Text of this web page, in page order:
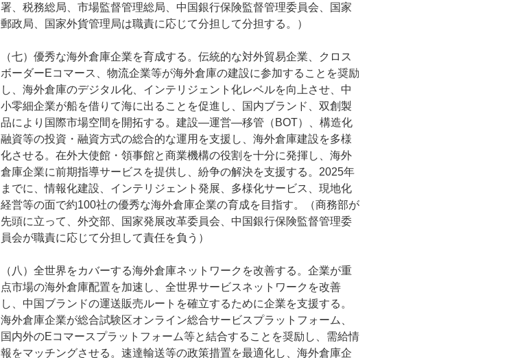
署、税務総局、市場監督管理総局、中国銀行保険監督管理委員会、国家
郵政局、国家外貨管理局は職責に応じて分担して分担する。）
（七）優秀な海外倉庫企業を育成する。伝統的な対外貿易企業、クロス
ボーダーEコマース、物流企業等が海外倉庫の建設に参加することを奨励
し、海外倉庫のデジタル化、インテリジェント化レベルを向上させ、中
小零細企業が船を借りて海に出ることを促進し、国内ブランド、双創製
品により国際市場空間を開拓する。建設―運営―移管（BOT）、構造化
融資等の投資・融資方式の総合的な運用を支援し、海外倉庫建設を多様
化させる。在外大使館・領事館と商業機構の役割を十分に発揮し、海外
倉庫企業に前期指導サービスを提供し、紛争の解決を支援する。2025年
までに、情報化建設、インテリジェント発展、多様化サービス、現地化
経営等の面で約100社の優秀な海外倉庫企業の育成を目指す。（商務部が
先頭に立って、外交部、国家発展改革委員会、中国銀行保険監督管理委
員会が職責に応じて分担して責任を負う）
（八）全世界をカバーする海外倉庫ネットワークを改善する。企業が重
点市場の海外倉庫配置を加速し、全世界サービスネットワークを改善
し、中国ブランドの運送販売ルートを確立するために企業を支援する。
海外倉庫企業が総合試験区オンライン総合サービスプラットフォーム、
国内外のEコマースプラットフォーム等と結合することを奨励し、需給情
報をマッチングさせる。速達輸送等の政策措置を最適化し、海外倉庫企